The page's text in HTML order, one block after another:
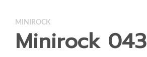
MINIROCK
Minirock 043